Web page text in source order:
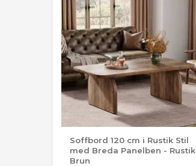
Soffbord 120 cm i Rustik Stil
med Breda Panelben - Rustik
Brun